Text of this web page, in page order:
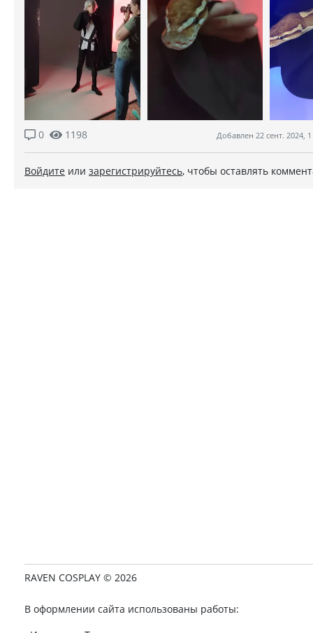
0 1198 Добавлен 22 сент. 2024,
Войдите или зарегистрируйтесь, чтобы оставлять
RAVEN COSPLAY © 2026
В оформлении сайта использованы работы: